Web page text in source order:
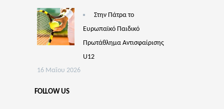
Στην Πάτρα το
Ευρωπαϊκό Παιδικό
Πρωτάθλημα Αντισφαίρισης
U12
16 Μαΐου 2026
FOLLOW US